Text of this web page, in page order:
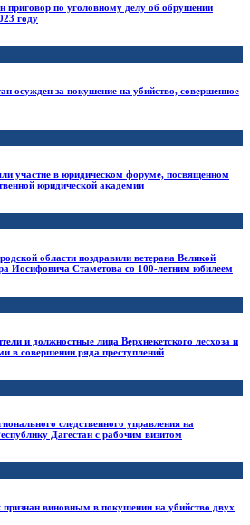
приговор по уголовному делу об обрушении
году
осужден за покушение на убийство, совершенное
участие в юридическом форуме, посвященном
юридической академии
области поздравили ветерана Великой
Иосифовича Стаметова со 100-летним юбилеем
и должностные лица Верхнекетского лесхоза и
в совершении ряда преступлений
следственного управления на
Дагестан с рабочим визитом
виновным в покушении на убийство двух